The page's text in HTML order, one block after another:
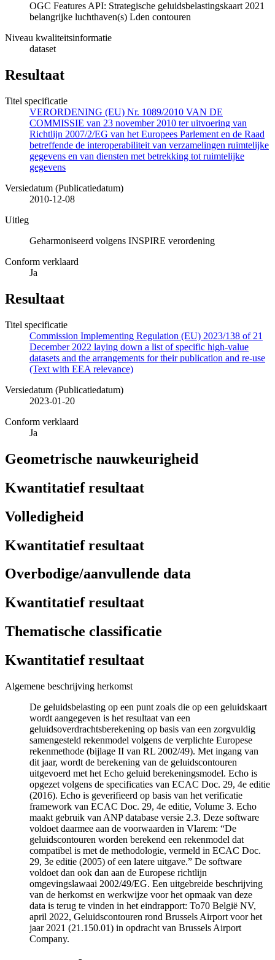
OGC Features API: Strategische geluidsbelastingskaart 2021
belangrijke luchthaven(s) Lden contouren
Niveau kwaliteitsinformatie
dataset
Resultaat
Titel specificatie
VERORDENING (EU) Nr. 1089/2010 VAN DE
COMMISSIE van 23 november 2010 ter uitvoering van
Richtlijn 2007/2/EG van het Europees Parlement en de Raad
betreffende de interoperabiliteit van verzamelingen ruimtelijke
gegevens en van diensten met betrekking tot ruimtelijke
gegevens
Versiedatum (Publicatiedatum)
2010-12-08
Uitleg
Geharmoniseerd volgens INSPIRE verordening
Conform verklaard
Ja
Resultaat
Titel specificatie
Commission Implementing Regulation (EU) 2023/138 of 21
December 2022 laying down a list of specific high-value
datasets and the arrangements for their publication and re-use
(Text with EEA relevance)
Versiedatum (Publicatiedatum)
2023-01-20
Conform verklaard
Ja
Geometrische nauwkeurigheid
Kwantitatief resultaat
Volledigheid
Kwantitatief resultaat
Overbodige/aanvullende data
Kwantitatief resultaat
Thematische classificatie
Kwantitatief resultaat
Algemene beschrijving herkomst
De geluidsbelasting op een punt zoals die op een geluidskaart
wordt aangegeven is het resultaat van een
geluidsoverdrachtsberekening op basis van een zorgvuldig
samengesteld rekenmodel volgens de verplichte Europese
rekenmethode (bijlage II van RL 2002/49). Met ingang van
dit jaar, wordt de berekening van de geluidscontouren
uitgevoerd met het Echo geluid berekeningsmodel. Echo is
opgezet volgens de specificaties van ECAC Doc. 29, 4e editie
(2016). Echo is geverifieerd op basis van het verificatie
framework van ECAC Doc. 29, 4e editie, Volume 3. Echo
maakt gebruik van ANP database versie 2.3. Deze software
voldoet daarmee aan de voorwaarden in Vlarem: “De
geluidscontouren worden berekend een rekenmodel dat
compatibel is met de methodologie, vermeld in ECAC Doc.
29, 3e editie (2005) of een latere uitgave.” De software
voldoet dan ook dan aan de Europese richtlijn
omgevingslawaai 2002/49/EG. Een uitgebreide beschrijving
van de herkomst en werkwijze voor het opmaak van deze
data is terug te vinden in het eindrapport: To70 België NV,
april 2022, Geluidscontouren rond Brussels Airport voor het
jaar 2021 (21.150.01) in opdracht van Brussels Airport
Company.